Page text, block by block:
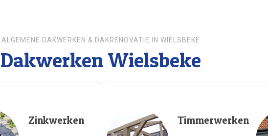
ALGEMENE DAKWERKEN & DAKRENOVATIE IN WIELSBEKE
Dakwerken Wielsbeke
Zinkwerken Timmerwerken